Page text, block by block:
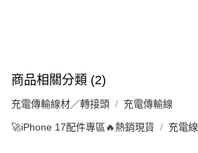
宅配
每筆NT$100，滿NT$990(含以上)免運費
商品相關分類 (2)
充電傳輸線材／轉接頭 充電傳輸線
🚀iPhone 17配件專區🔥熱銷現貨 充電線